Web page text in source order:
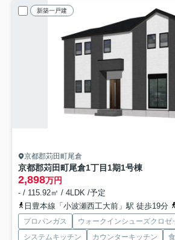
新築一戸建
京都郡苅田町尾倉
京都郡苅田町尾倉1丁目1期1号棟
2,898万円
- / 115.92㎡ / 4LDK /予定
日豊本線「小波瀬西工大前」駅 徒歩19分
プロパンガス
ウォークインシューズクロゼ
システムキッチン
カウンターキッチン